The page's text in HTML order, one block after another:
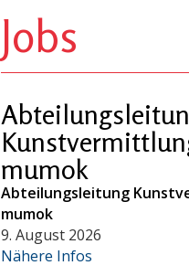
Jobs
mumok
Abteilungsleitung
mumok
9. August 2026
Nähere Infos